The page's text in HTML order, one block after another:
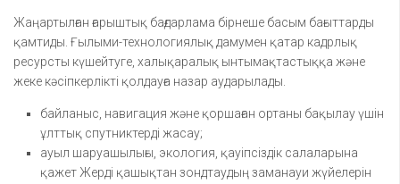
Жаңартылған ғарыштық бағдарлама бірнеше басым бағыттарды
қамтиды. Ғылыми-технологиялық дамумен қатар кадрлық
ресурсты күшейтуге, халықаралық ынтымақтастыққа және
жеке кәсіпкерлікті қолдауға назар аударылады.
байланыс, навигация және қоршаған ортаны бақылау үшін
ұлттық спутниктерді жасау;
ауыл шаруашылығы, экология, қауіпсіздік салаларына
қажет Жерді қашықтан зондтаудың заманауи жүйелерін